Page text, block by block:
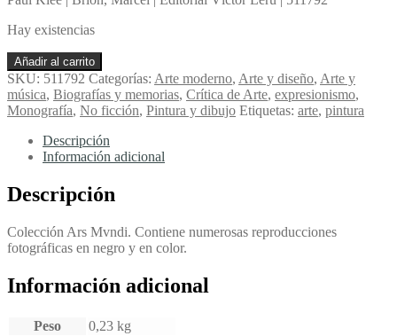
Hay existencias
Paul
Klee
-
Brion,
Marcel
cantidad
Añadir al carrito
SKU: 511792 Categorías: Arte moderno, Arte y diseño, Arte y
música, Biografías y memorias, Crítica de Arte, expresionismo,
Monografía, No ficción, Pintura y dibujo Etiquetas: arte, pintura
Descripción
Información adicional
Descripción
Colección Ars Mvndi. Contiene numerosas reproducciones
fotográficas en negro y en color.
Información adicional
Peso
0,23 kg